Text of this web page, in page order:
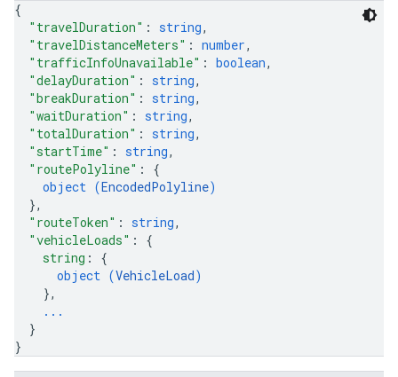
{
"travelDuration" : string,
"travelDistanceMeters" : number,
"trafficInfoUnavailable" : boolean,
"delayDuration" : string,
"breakDuration" : string,
"waitDuration" : string,
"totalDuration" : string,
"startTime" : string,
"routePolyline" : {
object (EncodedPolyline)
},
"routeToken" : string,
"vehicleLoads" : {
string : {
object (VehicleLoad)
},
...
}
}